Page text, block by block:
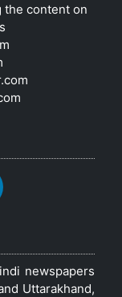
the content on
newspapers
Uttarakhand,